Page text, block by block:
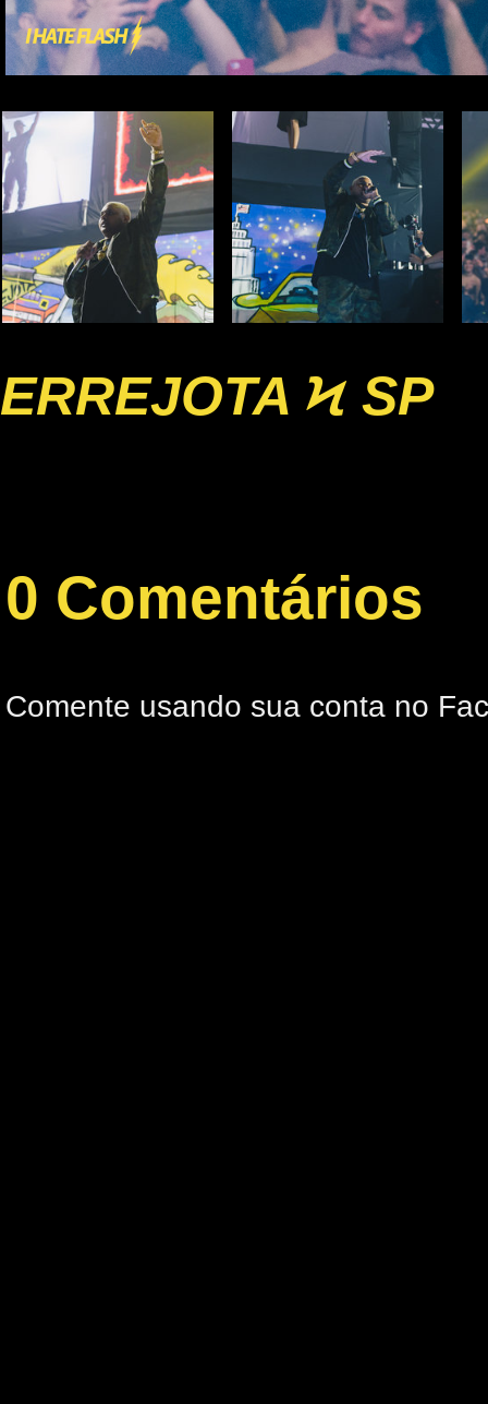
ERREJOTA Ϟ SP
0 Comentários
Comente usando sua conta no